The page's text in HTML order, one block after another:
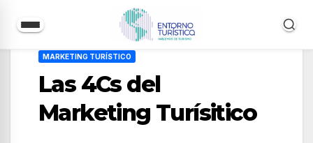
MARKETING TURÍSTICO
Las 4Cs del
Marketing Turísitico